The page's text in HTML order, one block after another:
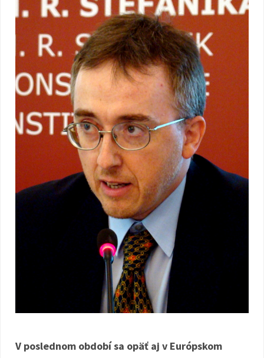
V poslednom období sa opäť aj v Európskom